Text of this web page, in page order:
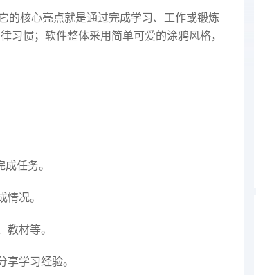
核心亮点就是通过完成学习、工作或锻炼
习惯；软件整体采用简单可爱的涂鸦风格，
任务。
况。
材等。
学习经验。